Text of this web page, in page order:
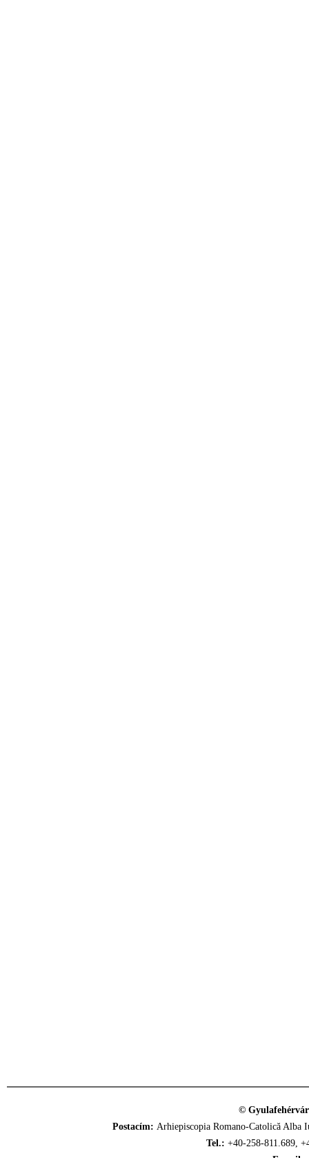
©
Postacím: Arhiepiscopia Romano-Catolică
Tel.: +40-258-811.689,